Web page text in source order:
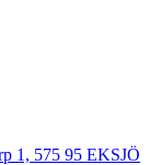
1, 575 95 EKSJÖ